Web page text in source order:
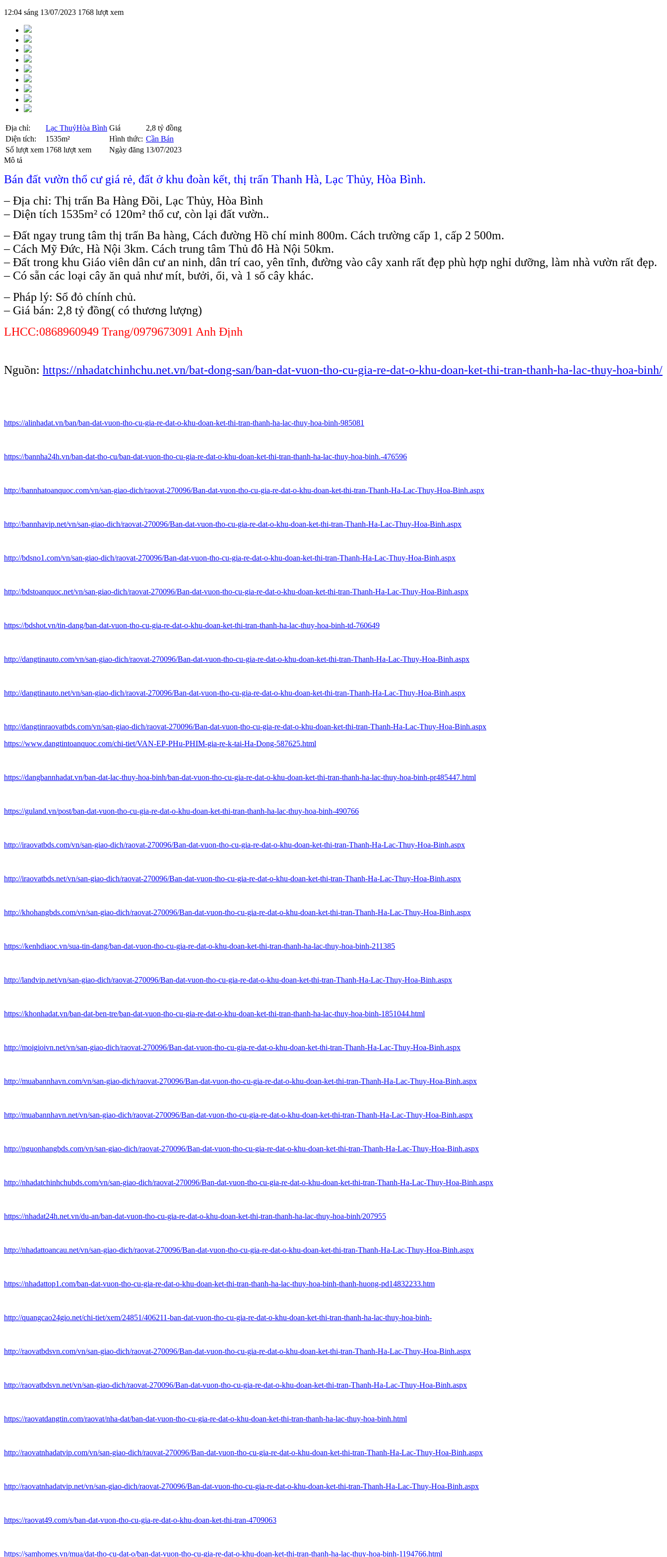
12:04 sáng 13/07/2023 1768 lượt xem
Địa chỉ: Lạc ThuỷHòa Bình Giá
2,8 tỷ đồng
Diện tích:
1535m² Hình thức: Cần Bán
Số lượt xem 1768 lượt xem Ngày đăng 13/07/2023
Mô tả
Bán đất vườn thổ cư giá rẻ, đất ở khu đoàn kết, thị trấn Thanh Hà, Lạc Thủy, Hòa Bình.
– Địa chỉ: Thị trấn Ba Hàng Đồi, Lạc Thủy, Hòa Bình
– Diện tích 1535m² có 120m² thổ cư, còn lại đất vườn..
– Đất ngay trung tâm thị trấn Ba hàng, Cách đường Hồ chí minh 800m. Cách trường cấp 1, cấp 2 500m.
– Cách Mỹ Đức, Hà Nội 3km. Cách trung tâm Thủ đô Hà Nội 50km.
– Đất trong khu Giáo viên dân cư an ninh, dân trí cao, yên tĩnh, đường vào cây xanh rất đẹp phù hợp nghỉ dưỡng, làm nhà vườn rất đẹp.
– Có sẵn các loại cây ăn quả như mít, bưởi, ổi, và 1 số cây khác.
– Pháp lý: Sổ đỏ chính chủ.
– Giá bán: 2,8 tỷ đồng( có thương lượng)
LHCC:0868960949 Trang/0979673091 Anh Định
Nguồn: https://nhadatchinhchu.net.vn/bat-dong-san/ban-dat-vuon-tho-cu-gia-re-dat-o-khu-doan-ket-thi-tran-thanh-ha-lac-thuy-hoa-binh/
https://alinhadat.vn/ban/ban-dat-vuon-tho-cu-gia-re-dat-o-khu-doan-ket-thi-tran-thanh-ha-lac-thuy-hoa-binh-985081
https://bannha24h.vn/ban-dat-tho-cu/ban-dat-vuon-tho-cu-gia-re-dat-o-khu-doan-ket-thi-tran-thanh-ha-lac-thuy-hoa-binh.-476596
http://bannhatoanquoc.com/vn/san-giao-dich/raovat-270096/Ban-dat-vuon-tho-cu-gia-re-dat-o-khu-doan-ket-thi-tran-Thanh-Ha-Lac-Thuy-Hoa-Binh.aspx
http://bannhavip.net/vn/san-giao-dich/raovat-270096/Ban-dat-vuon-tho-cu-gia-re-dat-o-khu-doan-ket-thi-tran-Thanh-Ha-Lac-Thuy-Hoa-Binh.aspx
http://bdsno1.com/vn/san-giao-dich/raovat-270096/Ban-dat-vuon-tho-cu-gia-re-dat-o-khu-doan-ket-thi-tran-Thanh-Ha-Lac-Thuy-Hoa-Binh.aspx
http://bdstoanquoc.net/vn/san-giao-dich/raovat-270096/Ban-dat-vuon-tho-cu-gia-re-dat-o-khu-doan-ket-thi-tran-Thanh-Ha-Lac-Thuy-Hoa-Binh.aspx
https://bdshot.vn/tin-dang/ban-dat-vuon-tho-cu-gia-re-dat-o-khu-doan-ket-thi-tran-thanh-ha-lac-thuy-hoa-binh-td-760649
http://dangtinauto.com/vn/san-giao-dich/raovat-270096/Ban-dat-vuon-tho-cu-gia-re-dat-o-khu-doan-ket-thi-tran-Thanh-Ha-Lac-Thuy-Hoa-Binh.aspx
http://dangtinauto.net/vn/san-giao-dich/raovat-270096/Ban-dat-vuon-tho-cu-gia-re-dat-o-khu-doan-ket-thi-tran-Thanh-Ha-Lac-Thuy-Hoa-Binh.aspx
http://dangtinraovatbds.com/vn/san-giao-dich/raovat-270096/Ban-dat-vuon-tho-cu-gia-re-dat-o-khu-doan-ket-thi-tran-Thanh-Ha-Lac-Thuy-Hoa-Binh.aspx
https://www.dangtintoanquoc.com/chi-tiet/VAN-EP-PHu-PHIM-gia-re-k-tai-Ha-Dong-587625.html
https://dangbannhadat.vn/ban-dat-lac-thuy-hoa-binh/ban-dat-vuon-tho-cu-gia-re-dat-o-khu-doan-ket-thi-tran-thanh-ha-lac-thuy-hoa-binh-pr485447.html
https://guland.vn/post/ban-dat-vuon-tho-cu-gia-re-dat-o-khu-doan-ket-thi-tran-thanh-ha-lac-thuy-hoa-binh-490766
http://iraovatbds.com/vn/san-giao-dich/raovat-270096/Ban-dat-vuon-tho-cu-gia-re-dat-o-khu-doan-ket-thi-tran-Thanh-Ha-Lac-Thuy-Hoa-Binh.aspx
http://iraovatbds.net/vn/san-giao-dich/raovat-270096/Ban-dat-vuon-tho-cu-gia-re-dat-o-khu-doan-ket-thi-tran-Thanh-Ha-Lac-Thuy-Hoa-Binh.aspx
http://khohangbds.com/vn/san-giao-dich/raovat-270096/Ban-dat-vuon-tho-cu-gia-re-dat-o-khu-doan-ket-thi-tran-Thanh-Ha-Lac-Thuy-Hoa-Binh.aspx
https://kenhdiaoc.vn/sua-tin-dang/ban-dat-vuon-tho-cu-gia-re-dat-o-khu-doan-ket-thi-tran-thanh-ha-lac-thuy-hoa-binh-211385
http://landvip.net/vn/san-giao-dich/raovat-270096/Ban-dat-vuon-tho-cu-gia-re-dat-o-khu-doan-ket-thi-tran-Thanh-Ha-Lac-Thuy-Hoa-Binh.aspx
https://khonhadat.vn/ban-dat-ben-tre/ban-dat-vuon-tho-cu-gia-re-dat-o-khu-doan-ket-thi-tran-thanh-ha-lac-thuy-hoa-binh-1851044.html
http://moigioivn.net/vn/san-giao-dich/raovat-270096/Ban-dat-vuon-tho-cu-gia-re-dat-o-khu-doan-ket-thi-tran-Thanh-Ha-Lac-Thuy-Hoa-Binh.aspx
http://muabannhavn.com/vn/san-giao-dich/raovat-270096/Ban-dat-vuon-tho-cu-gia-re-dat-o-khu-doan-ket-thi-tran-Thanh-Ha-Lac-Thuy-Hoa-Binh.aspx
http://muabannhavn.net/vn/san-giao-dich/raovat-270096/Ban-dat-vuon-tho-cu-gia-re-dat-o-khu-doan-ket-thi-tran-Thanh-Ha-Lac-Thuy-Hoa-Binh.aspx
http://nguonhangbds.com/vn/san-giao-dich/raovat-270096/Ban-dat-vuon-tho-cu-gia-re-dat-o-khu-doan-ket-thi-tran-Thanh-Ha-Lac-Thuy-Hoa-Binh.aspx
http://nhadatchinhchubds.com/vn/san-giao-dich/raovat-270096/Ban-dat-vuon-tho-cu-gia-re-dat-o-khu-doan-ket-thi-tran-Thanh-Ha-Lac-Thuy-Hoa-Binh.aspx
https://nhadat24h.net.vn/du-an/ban-dat-vuon-tho-cu-gia-re-dat-o-khu-doan-ket-thi-tran-thanh-ha-lac-thuy-hoa-binh/207955
http://nhadattoancau.net/vn/san-giao-dich/raovat-270096/Ban-dat-vuon-tho-cu-gia-re-dat-o-khu-doan-ket-thi-tran-Thanh-Ha-Lac-Thuy-Hoa-Binh.aspx
https://nhadattop1.com/ban-dat-vuon-tho-cu-gia-re-dat-o-khu-doan-ket-thi-tran-thanh-ha-lac-thuy-hoa-binh-thanh-huong-pd14832233.htm
http://quangcao24gio.net/chi-tiet/xem/24851/406211-ban-dat-vuon-tho-cu-gia-re-dat-o-khu-doan-ket-thi-tran-thanh-ha-lac-thuy-hoa-binh-
http://raovatbdsvn.com/vn/san-giao-dich/raovat-270096/Ban-dat-vuon-tho-cu-gia-re-dat-o-khu-doan-ket-thi-tran-Thanh-Ha-Lac-Thuy-Hoa-Binh.aspx
http://raovatbdsvn.net/vn/san-giao-dich/raovat-270096/Ban-dat-vuon-tho-cu-gia-re-dat-o-khu-doan-ket-thi-tran-Thanh-Ha-Lac-Thuy-Hoa-Binh.aspx
https://raovatdangtin.com/raovat/nha-dat/ban-dat-vuon-tho-cu-gia-re-dat-o-khu-doan-ket-thi-tran-thanh-ha-lac-thuy-hoa-binh.html
http://raovatnhadatvip.com/vn/san-giao-dich/raovat-270096/Ban-dat-vuon-tho-cu-gia-re-dat-o-khu-doan-ket-thi-tran-Thanh-Ha-Lac-Thuy-Hoa-Binh.aspx
http://raovatnhadatvip.net/vn/san-giao-dich/raovat-270096/Ban-dat-vuon-tho-cu-gia-re-dat-o-khu-doan-ket-thi-tran-Thanh-Ha-Lac-Thuy-Hoa-Binh.aspx
https://raovat49.com/s/ban-dat-vuon-tho-cu-gia-re-dat-o-khu-doan-ket-thi-tran-4709063
https://samhomes.vn/mua/dat-tho-cu-dat-o/ban-dat-vuon-tho-cu-gia-re-dat-o-khu-doan-ket-thi-tran-thanh-ha-lac-thuy-hoa-binh-1194766.html